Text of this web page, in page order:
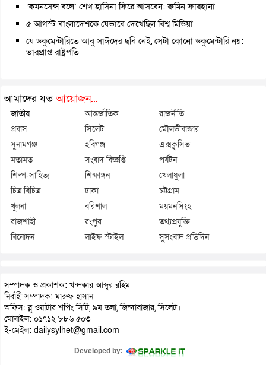
‘কমনসেন্স বলে’ শেখ হাসিনা ফিরে আসবেন: রুমিন ফারহানা
৫ আগস্ট বাংলাদেশকে যেভাবে দেখেছিল বিশ্ব মিডিয়া
যে ডকুমেন্টারিতে আবু সাঈদের ছবি নেই, সেটা কোনো ডকুমেন্টারি নয়:
ভারপ্রাপ্ত রাষ্ট্রপতি
আমাদের যতআয়োজন...
জাতীয় আন্তর্জাতিক
রাজনীতি
প্রবাস
সিলেট
মৌলভীবাজার
সুনামগঞ্জ
হবিগঞ্জ
এক্সক্লুসিভ
মতামত
সংবাদ বিজ্ঞপ্তি
পর্যটন
শিল্প-সাহিত্য
শিক্ষাঙ্গন
খেলাধুলা
চিত্র বিচিত্র
ঢাকা
চট্টগ্রাম
খুলনা
বরিশাল
ময়মনসিংহ
রাজশাহী
রংপুর
তথ্যপ্রযুক্তি
বিনোদন
লাইফ স্টাইল সুসংবাদ প্রতিদিন
সম্পাদক ও প্রকাশক: খন্দকার আব্দুর রহিম
নির্বাহী সম্পাদক: মারুফ হাসান
অফিস: ব্লু ওয়াটার শপিং সিটি, ৯ম তলা, জিন্দাবাজার, সিলেট।
মোবাইল: ০১৭১২ ৮৮৬ ৫০৩
ই-মেইল: dailysylhet@gmail.com
Developed by: